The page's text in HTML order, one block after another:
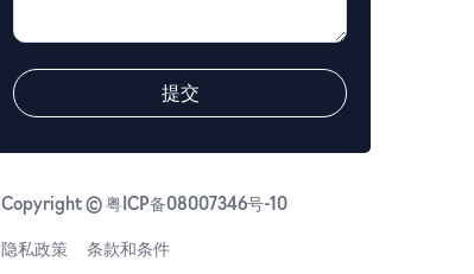
提交
Copyright © 粤ICP备08007346号-10
隐私政策 条款和条件